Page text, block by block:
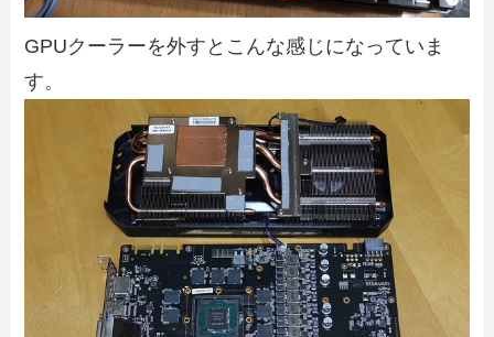
GPUクーラーを外すとこんな感じになっていま
す。